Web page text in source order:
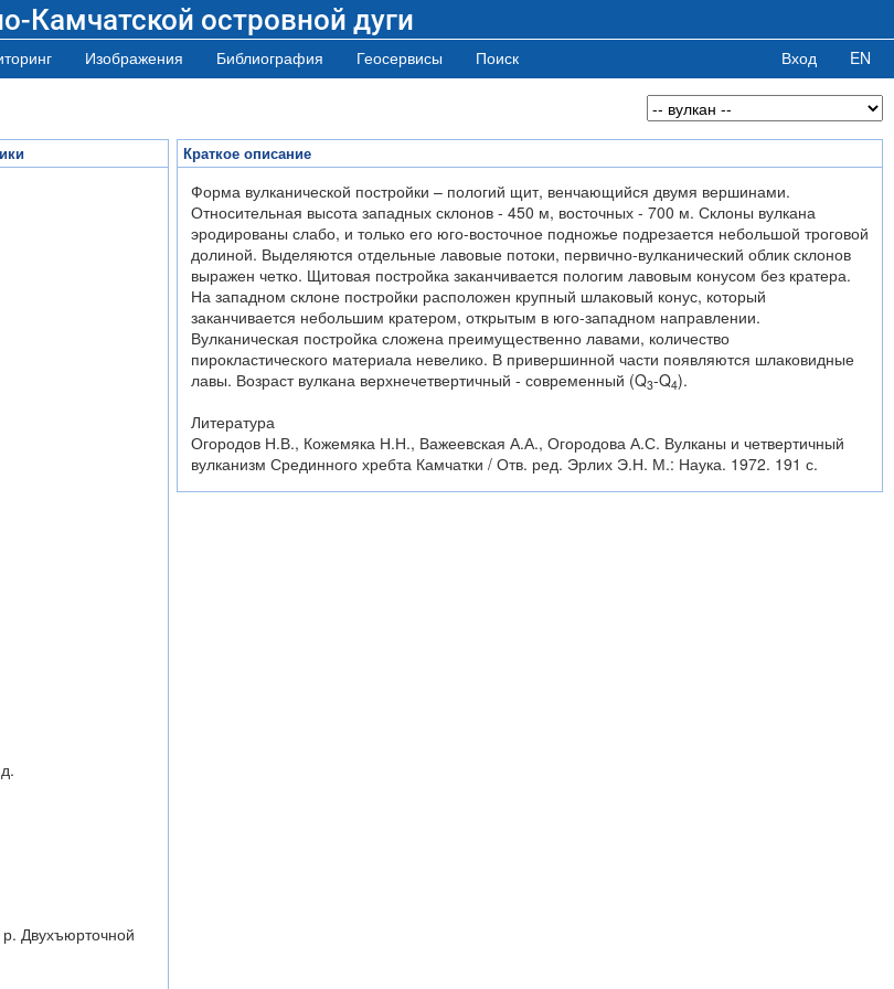
Камчатской островной дуги
Изображения Библиография Геосервисы Поиск Вход EN
р. Двухъюрточной
Краткое описание
Форма вулканической постройки – пологий щит, венчающийся двумя вершинами.
Относительная высота западных склонов - 450 м, восточных - 700 м. Склоны вулкана
эродированы слабо, и только его юго-восточное подножье подрезается небольшой троговой
долиной. Выделяются отдельные лавовые потоки, первично-вулканический облик склонов
выражен четко. Щитовая постройка заканчивается пологим лавовым конусом без кратера.
На западном склоне постройки расположен крупный шлаковый конус, который
заканчивается небольшим кратером, открытым в юго-западном направлении.
Вулканическая постройка сложена преимущественно лавами, количество
пирокластического материала невелико. В привершинной части появляются шлаковидные
лавы. Возраст вулкана верхнечетвертичный - современный (Q3-Q4).
Литература
Огородов Н.В., Кожемяка Н.Н., Важеевская А.А., Огородова А.С. Вулканы и четвертичный
вулканизм Срединного хребта Камчатки / Отв. ред. Эрлих Э.Н. М.: Наука. 1972. 191 с.